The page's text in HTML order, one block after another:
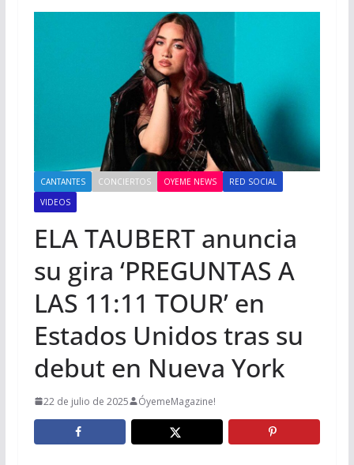
CANTANTES CONCIERTOS OYEME NEWS
RED SOCIAL
VIDEOS
ELA TAUBERT anuncia
su gira ‘PREGUNTAS A
LAS 11:11 TOUR’ en
Estados Unidos tras su
debut en Nueva York
22 de julio de 2025 ÓyemeMagazine!